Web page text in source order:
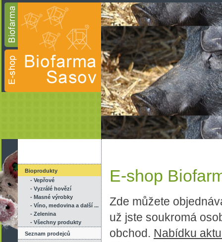
Bioprodukty
- Vepřové
- Vyzrálé hovězí
- Masné výrobky
- Víno, medovina a další ...
- Zelenina
- Všechny produkty
Seznam prodejců
E-shop
Zde můžete
už jste soukromá
obchod. Nabídku